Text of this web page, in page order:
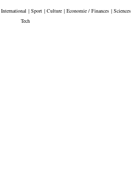
International | Sport | Culture | Economie / Finances | Sciences
Tech